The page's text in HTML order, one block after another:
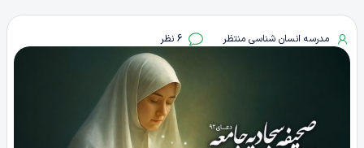
مدرسه انسان شناسی منتظر 6 نظر